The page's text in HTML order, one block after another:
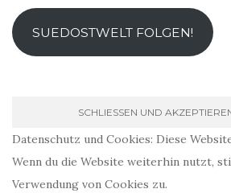
Adresse
SUEDOSTWELT FOLGEN!
Datenschutz und Cookies: Diese
Wenn du die Website weiterhin nutzt,
Verwendung von Cookies zu.